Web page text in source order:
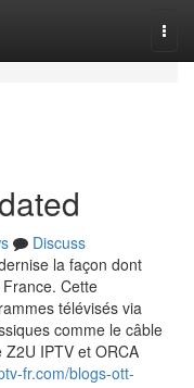
Discuss
la façon dont
Cette
télévisés via
comme le câble
IPTV et ORCA
fr.com/blogs-ott-